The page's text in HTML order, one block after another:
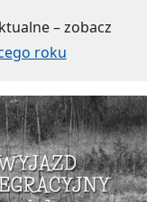
– zobacz
roku